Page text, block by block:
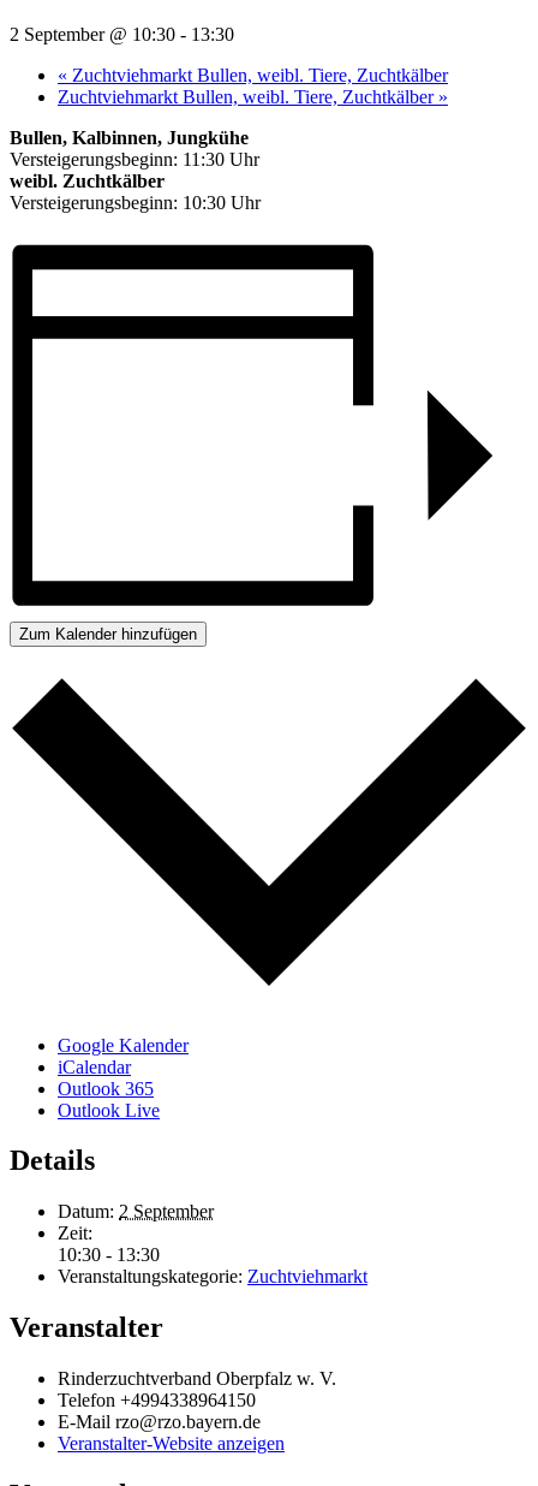
2 September @ 10:30 - 13:30
« Zuchtviehmarkt Bullen, weibl. Tiere, Zuchtkälber
Zuchtviehmarkt Bullen, weibl. Tiere, Zuchtkälber »
Bullen, Kalbinnen, Jungkühe
Versteigerungsbeginn: 11:30 Uhr
weibl. Zuchtkälber
Versteigerungsbeginn: 10:30 Uhr
Zum Kalender hinzufügen
Google Kalender
iCalendar
Outlook 365
Outlook Live
Details
Datum: 2 September
Zeit:
10:30 - 13:30
Veranstaltungskategorie: Zuchtviehmarkt
Veranstalter
Rinderzuchtverband Oberpfalz w. V.
Telefon +4994338964150
E-Mail rzo@rzo.bayern.de
Veranstalter-Website anzeigen